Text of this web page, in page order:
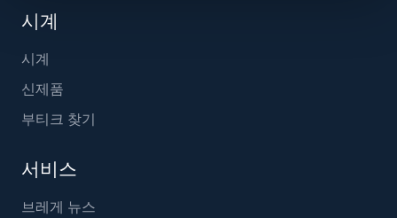
시계
시계
신제품
부티크 찾기
서비스
브레게 뉴스